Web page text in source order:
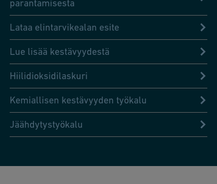
parantamisesta
Lataa elintarvikealan esite
Lue lisää kestävyydestä
Hiilidioksidilaskuri
Kemiallisen kestävyyden työkalu
Jäähdytystyökalu